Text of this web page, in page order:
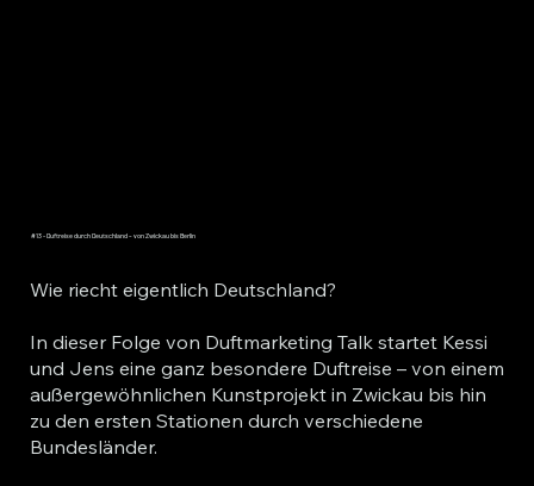
#13 - Duftreise durch Deutschland – von Zwickau bis Berlin
Wie riecht eigentlich Deutschland?
In dieser Folge von Duftmarketing Talk startet Kessi
und Jens eine ganz besondere Duftreise – von einem
außergewöhnlichen Kunstprojekt in Zwickau bis hin
zu den ersten Stationen durch verschiedene
Bundesländer.